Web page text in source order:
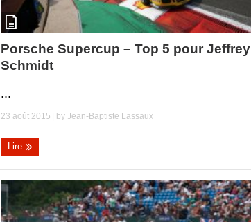
Porsche Supercup – Top 5 pour Jeffrey
Schmidt
...
23 août 2015 | byJean-Baptiste Lassaux
Lire